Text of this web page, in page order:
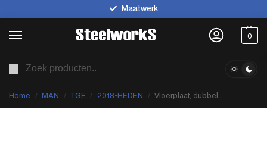
Maatwerk
ZOEKEN
0
Home / MAN / TGE / 2018-HEDEN / Vloerplaat, dubbele cabine (Snoeks) , grijs, 9mm incl 6 vloerdeksels, L4, FWD (Geschikt voor Crafter / TGE) (afbeelding ter illustratie)